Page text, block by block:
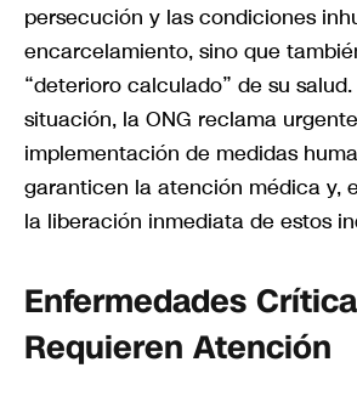
persecución y las condiciones
encarcelamiento, sino que
“deterioro calculado” de su
situación, la ONG reclama
implementación de medidas
garanticen la atención médica y,
la liberación inmediata de estos
Enfermedades
Requieren Atención